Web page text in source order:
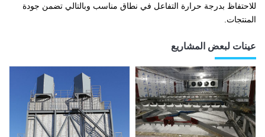
للاحتفاظ بدرجة حرارة التفاعل في نطاق مناسب وبالتالي تضمن جودة
المنتجات.
عينات لبعض المشاريع